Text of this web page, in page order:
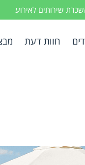
שירותים לאירוע
חוות דעת